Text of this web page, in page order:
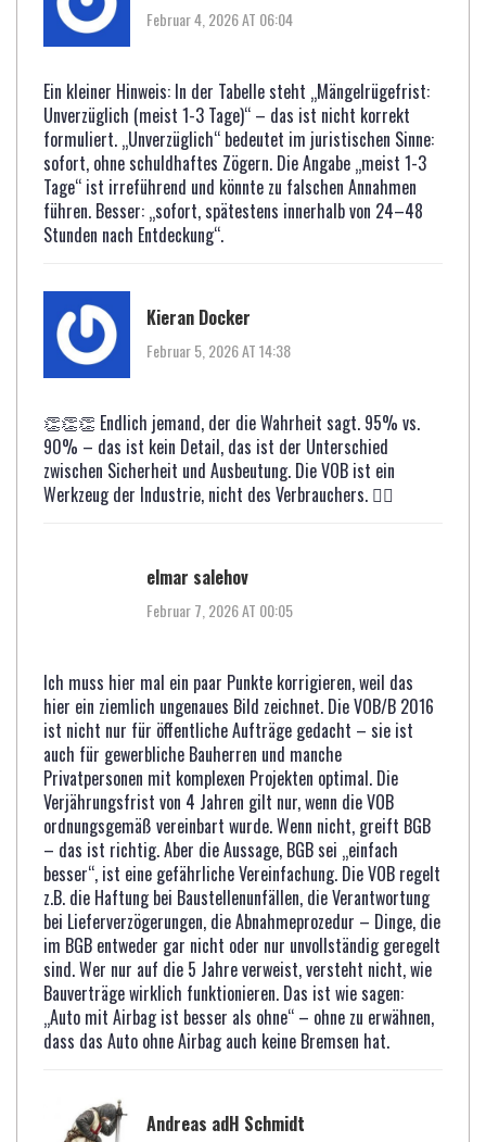
Februar 4, 2026 AT 06:04
Ein kleiner Hinweis: In der Tabelle steht „Mängelrügefrist:
Unverzüglich (meist 1-3 Tage)“ – das ist nicht korrekt
formuliert. „Unverzüglich“ bedeutet im juristischen Sinne:
sofort, ohne schuldhaftes Zögern. Die Angabe „meist 1-3
Tage“ ist irreführend und könnte zu falschen Annahmen
führen. Besser: „sofort, spätestens innerhalb von 24–48
Stunden nach Entdeckung“.
Kieran Docker
Februar 5, 2026 AT 14:38
👏👏👏 Endlich jemand, der die Wahrheit sagt. 95% vs.
90% – das ist kein Detail, das ist der Unterschied
zwischen Sicherheit und Ausbeutung. Die VOB ist ein
Werkzeug der Industrie, nicht des Verbrauchers. 🤦‍♂️
elmar salehov
Februar 7, 2026 AT 00:05
Ich muss hier mal ein paar Punkte korrigieren, weil das
hier ein ziemlich ungenaues Bild zeichnet. Die VOB/B 2016
ist nicht nur für öffentliche Aufträge gedacht – sie ist
auch für gewerbliche Bauherren und manche
Privatpersonen mit komplexen Projekten optimal. Die
Verjährungsfrist von 4 Jahren gilt nur, wenn die VOB
ordnungsgemäß vereinbart wurde. Wenn nicht, greift BGB
– das ist richtig. Aber die Aussage, BGB sei „einfach
besser“, ist eine gefährliche Vereinfachung. Die VOB regelt
z.B. die Haftung bei Baustellenunfällen, die Verantwortung
bei Lieferverzögerungen, die Abnahmeprozedur – Dinge, die
im BGB entweder gar nicht oder nur unvollständig geregelt
sind. Wer nur auf die 5 Jahre verweist, versteht nicht, wie
Bauverträge wirklich funktionieren. Das ist wie sagen:
„Auto mit Airbag ist besser als ohne“ – ohne zu erwähnen,
dass das Auto ohne Airbag auch keine Bremsen hat.
Andreas adH Schmidt